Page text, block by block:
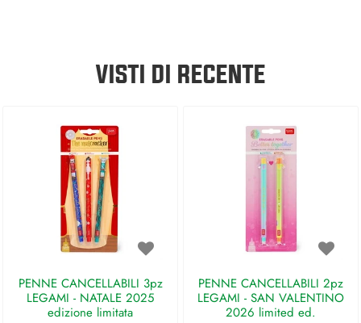
VISTI DI RECENTE
PENNE CANCELLABILI 3pz
LEGAMI - NATALE 2025
edizione limitata
PENNE CANCELLABILI 2pz
LEGAMI - SAN VALENTINO
2026 limited ed.